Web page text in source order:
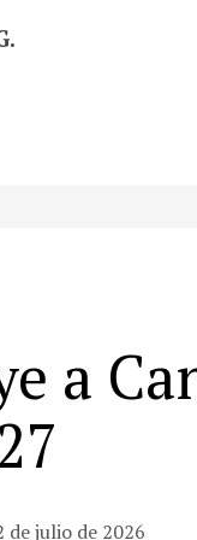
a
de julio de 2026